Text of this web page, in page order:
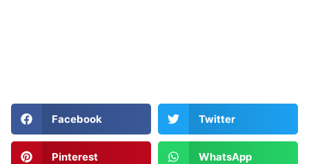
Facebook Twitter
Pinterest WhatsApp